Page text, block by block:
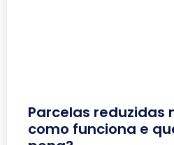
Parcelas reduzidas
como funciona e